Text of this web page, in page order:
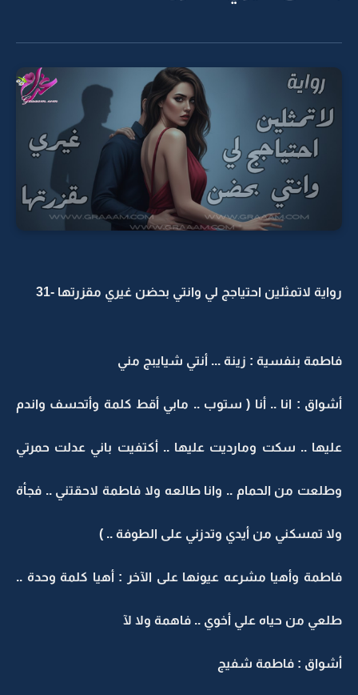
رواية لاتمثلين احتياجج لي وانتي بحضن غيري مقزرتها -31
فاطمة بنفسية : زينة ... أنتي شيايبج مني
أشواق : انا .. أنا ( ستوب .. مابي أقط كلمة وأتحسف واندم
عليها .. سكت ومارديت عليها .. أكتفيت باني عدلت حمرتي
وطلعت من الحمام .. وانا طالعه ولا فاطمة لاحقتني .. فجأة
ولا تمسكني من أيدي وتدزني على الطوفة .. )
فاطمة وأهيا مشرعه عيونها على الآخر : أهيا كلمة وحدة ..
طلعي من حياه علي أخوي .. فاهمة ولا لآ
أشواق : فاطمة شفيج